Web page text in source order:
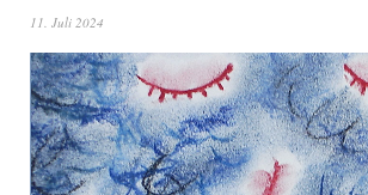
11. Juli 2024